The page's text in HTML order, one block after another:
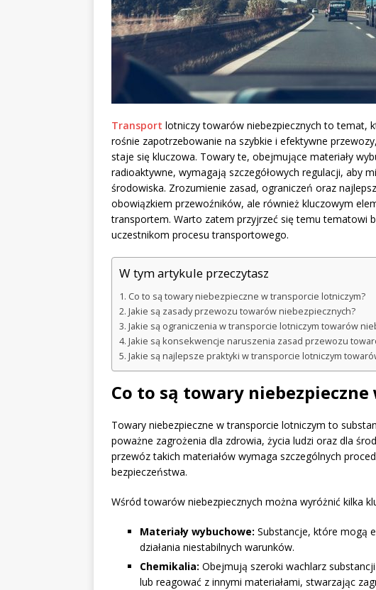
Transport lotniczy towarów niebezpiecznych to temat,
rośnie zapotrzebowanie na szybkie i efektywne
staje się kluczowa. Towary te, obejmujące materiały
radioaktywne, wymagają szczegółowych regulacji, aby
środowiska. Zrozumienie zasad, ograniczeń oraz
obowiązkiem przewoźników, ale również kluczowym
transportem. Warto zatem przyjrzeć się temu tematowi
uczestnikom procesu transportowego.
W tym artykule przeczytasz
Co to są towary niebezpieczne w transporcie lotniczym?
Jakie są zasady przewozu towarów niebezpiecznych?
Jakie są ograniczenia w transporcie lotniczym towarów
Jakie są konsekwencje naruszenia zasad przewozu
Jakie są najlepsze praktyki w transporcie lotniczym
Co to są towary
Towary niebezpieczne w transporcie lotniczym to
poważne zagrożenia dla zdrowia, życia ludzi oraz dla
przewóz takich materiałów wymaga szczególnych
bezpieczeństwa.
Wśród towarów niebezpiecznych można wyróżnić kilka
Materiały wybuchowe: Substancje, które mogą
działania niestabilnych warunków.
Chemikalia: Obejmują szeroki wachlarz
lub reagować z innymi materiałami, stwarzając